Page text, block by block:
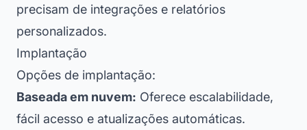
precisam de integrações e relatórios
personalizados.
Implantação
Opções de implantação:
Baseada em nuvem: Oferece escalabilidade,
fácil acesso e atualizações automáticas.